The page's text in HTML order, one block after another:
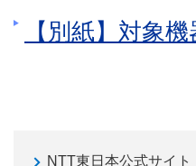
【別紙】対象
NTT東日本公式サイト